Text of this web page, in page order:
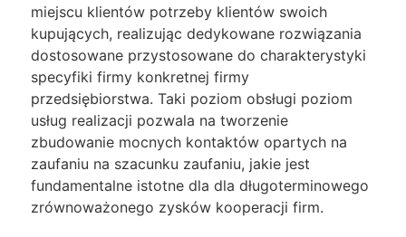
miejscu klientów potrzeby klientów swoich
kupujących, realizując dedykowane rozwiązania
dostosowane przystosowane do charakterystyki
specyfiki firmy konkretnej firmy
przedsiębiorstwa. Taki poziom obsługi poziom
usług realizacji pozwala na tworzenie
zbudowanie mocnych kontaktów opartych na
zaufaniu na szacunku zaufaniu, jakie jest
fundamentalne istotne dla dla długoterminowego
zrównoważonego zysków kooperacji firm.